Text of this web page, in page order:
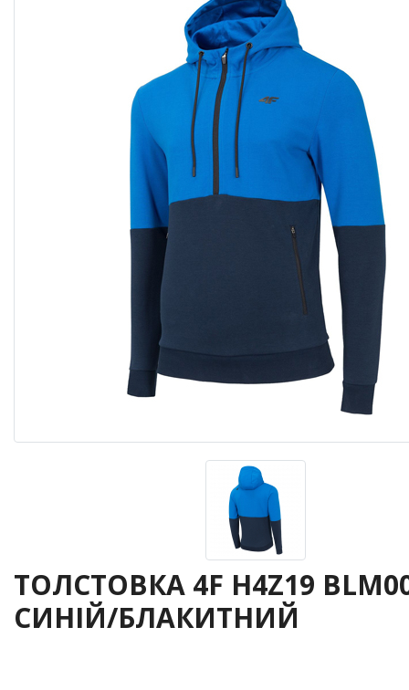
ТОЛСТОВКА 4F H4Z19
СИНІЙ/БЛАКИТНИЙ